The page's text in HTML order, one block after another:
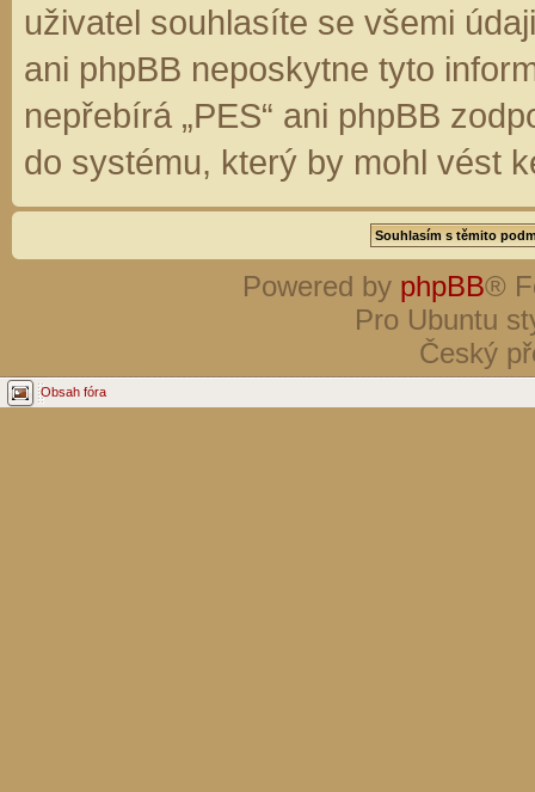
uživatel souhlasíte se všemi
ani phpBB neposkytne tyto
nepřebírá „PES“ ani phpBB
do systému, který by mohl vést
Powered by phpBB®
Pro Ubuntu
Český
Obsah fóra